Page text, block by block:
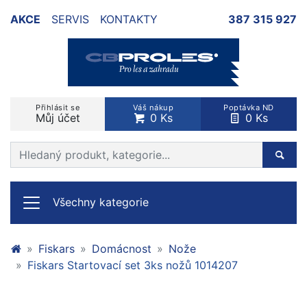
AKCE SERVIS KONTAKTY 387 315 927
Přihlásit se
Můj účet
Váš nákup
0 Ks
Poptávka ND
0 Ks
Prohledat web
Všechny kategorie
Fiskars Domácnost
Nože
Fiskars Startovací set 3ks nožů 1014207